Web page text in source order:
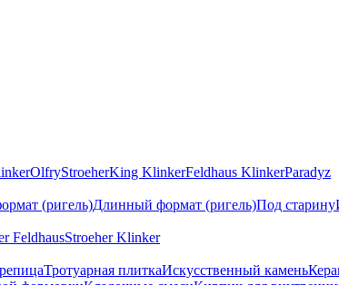
OlfryStroeherKing KlinkerFeldhaus KlinkerParadyz
(ригель)Длинный формат (ригель)Под старину
FeldhausStroeher Klinker
Тротуарная плиткаИскусственный камень